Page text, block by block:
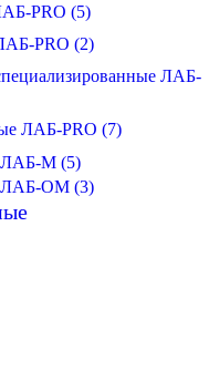
PRO (5)
PRO (2)
ЛАБ-
ЛАБ-PRO (7)
ЛАБ-М (5)
ЛАБ-ОМ (3)